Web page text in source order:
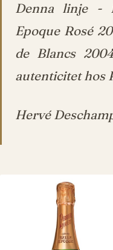
Denna linje -
Epoque Rosé
de Blancs
autenticitet hos
Hervé